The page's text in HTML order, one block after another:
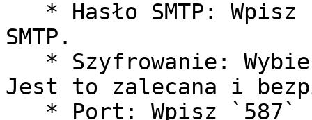
SMTP.
Jest to zalecana i